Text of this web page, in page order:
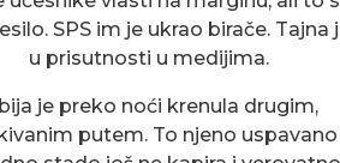
SPS im je ukrao birače. Tajna
u prisutnosti u medijima.
je preko noći krenula drugim,
putem. To njeno uspavano